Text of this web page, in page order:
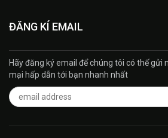
ĐĂNG KÍ EMAIL
Hãy đăng ký email để chúng tôi có thế gửi
mại hấp dẫn tới bạn nhanh nhất